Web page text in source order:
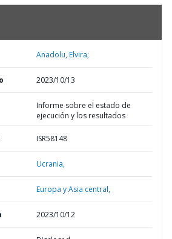
Anadolu, Elvira;
2023/10/13
Informe sobre el estado de
ejecución y los resultados
ISR58148
Ucrania,
Europa y Asia central,
2023/10/12